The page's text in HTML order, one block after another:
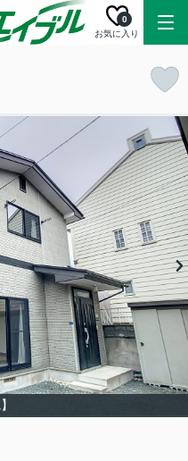
お気に入り
0